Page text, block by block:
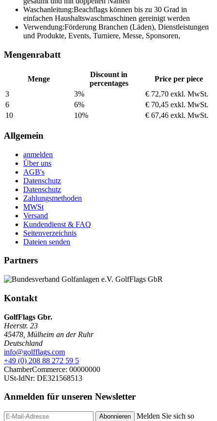
Waschanleitung:Beachflags können bis zu 30 Grad in
einfachen Haushaltswaschmaschinen gereinigt werden
Verwendung:Förderung Branchen (Läden), Dienstleistungen
und Produkte, Events, Turniere, Messe, Sponsoren,
Mengenrabatt
Menge
Discount in
percentages
Price per piece
3
3% € 72,70 exkl. MwSt.
6
6% € 70,45 exkl. MwSt.
10
10% € 67,46 exkl. MwSt.
Allgemein
anmelden
Über uns
AGB's
Datenschutz
Datenschutz
Zahlungsmethoden
MWSt
Versand
Kundendienst & FAQ
Seitenverzeichnis
Dateien senden
Partners
Kontakt
GolfFlags Gbr.
Heerstr. 23
45478 Mülheim an der Ruhr
Deutschland
info@golfflags.com
+49 (0) 208 88 272 59 5
ChamberCommerce: 00000000
USt-IdNr: DE321568513
Anmelden für unseren Newsletter
Abonnieren
Melden Sie sich so